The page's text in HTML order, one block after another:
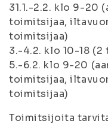
31.1.-2.2. klo 9-20
toimitsijaa,
toimitsijaa)
3.-4.2. klo 10-18
5.-6.2. klo 9-20
toimitsijaa,
toimitsijaa)
Toimitsijoita